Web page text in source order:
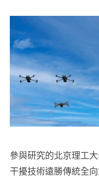
參與研究的北京理工
干擾技術遠勝傳統全